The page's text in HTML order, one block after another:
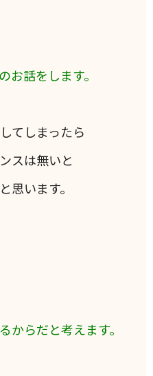
お話をします。
てしまったら
スは無いと
思います。
からだと考えます。